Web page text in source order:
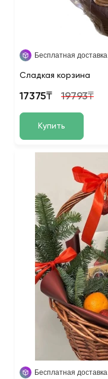
Бесплатная доставка
Сладкая корзина
17375₸ 19793₸
Купить
Бесплатная доставка